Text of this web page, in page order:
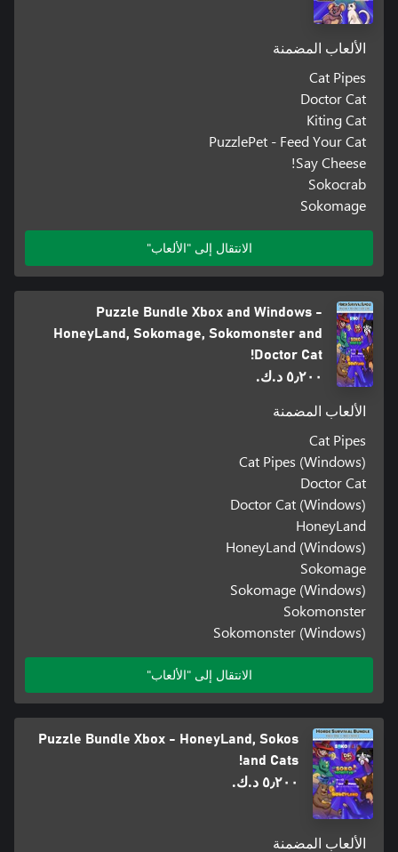
الألعاب المضمنة
Cat Pipes
Doctor Cat
Kiting Cat
PuzzlePet - Feed Your Cat
Say Cheese!
Sokocrab
Sokomage
الانتقال إلى "الألعاب"
Puzzle Bundle Xbox and Windows -
HoneyLand, Sokomage, Sokomonster and
Doctor Cat!
٥٫٢٠٠ د.ك.‏
الألعاب المضمنة
Cat Pipes
Cat Pipes (Windows)
Doctor Cat
Doctor Cat (Windows)
HoneyLand
HoneyLand (Windows)
Sokomage
Sokomage (Windows)
Sokomonster
Sokomonster (Windows)
الانتقال إلى "الألعاب"
Puzzle Bundle Xbox - HoneyLand, Sokos
and Cats!
٥٫٢٠٠ د.ك.‏
الألعاب المضمنة